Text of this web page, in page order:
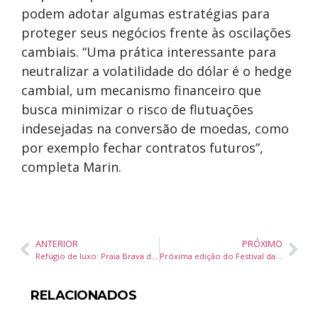
podem adotar algumas estratégias para
proteger seus negócios frente às oscilações
cambiais. “Uma prática interessante para
neutralizar a volatilidade do dólar é o hedge
cambial, um mecanismo financeiro que
busca minimizar o risco de flutuações
indesejadas na conversão de moedas, como
por exemplo fechar contratos futuros”,
completa Marin.
ANTERIOR PRÓXIMO
RELACIONADOS